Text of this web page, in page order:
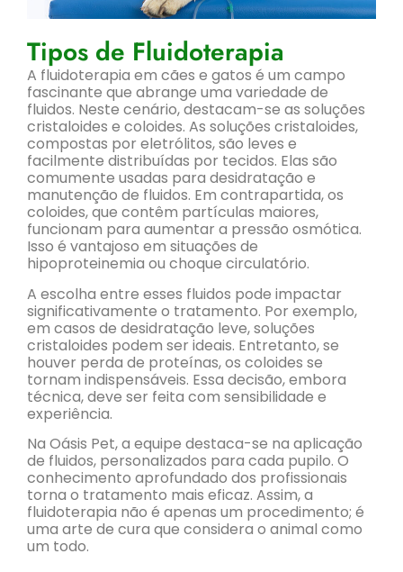
Tipos de Fluidoterapia
A fluidoterapia em cães e gatos é um campo
fascinante que abrange uma variedade de
fluidos. Neste cenário, destacam-se as soluções
cristaloides e coloides. As soluções cristaloides,
compostas por eletrólitos, são leves e
facilmente distribuídas por tecidos. Elas são
comumente usadas para desidratação e
manutenção de fluidos. Em contrapartida, os
coloides, que contêm partículas maiores,
funcionam para aumentar a pressão osmótica.
Isso é vantajoso em situações de
hipoproteinemia ou choque circulatório.
A escolha entre esses fluidos pode impactar
significativamente o tratamento. Por exemplo,
em casos de desidratação leve, soluções
cristaloides podem ser ideais. Entretanto, se
houver perda de proteínas, os coloides se
tornam indispensáveis. Essa decisão, embora
técnica, deve ser feita com sensibilidade e
experiência.
Na Oásis Pet, a equipe destaca-se na aplicação
de fluidos, personalizados para cada pupilo. O
conhecimento aprofundado dos profissionais
torna o tratamento mais eficaz. Assim, a
fluidoterapia não é apenas um procedimento; é
uma arte de cura que considera o animal como
um todo.